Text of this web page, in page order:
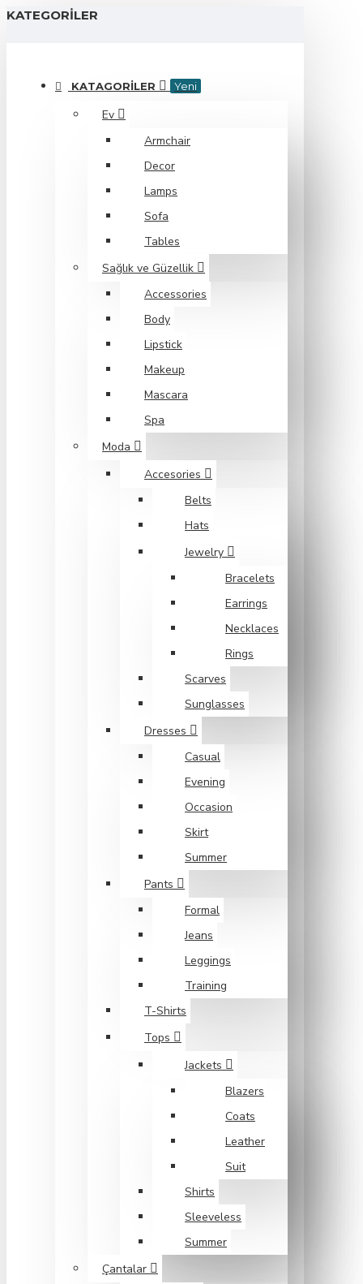
KATEGORILER
KATAGORILER Yeni
Ev
Armchair
Decor
Lamps
Sofa
Tables
Sağlık ve Güzellik
Accessories
Body
Lipstick
Makeup
Mascara
Spa
Moda
Accesories
Belts
Hats
Jewelry
Bracelets
Earrings
Necklaces
Rings
Scarves
Sunglasses
Dresses
Casual
Evening
Occasion
Skirt
Summer
Pants
Formal
Jeans
Leggings
Training
T-Shirts
Tops
Jackets
Blazers
Coats
Leather
Suit
Shirts
Sleeveless
Summer
Çantalar